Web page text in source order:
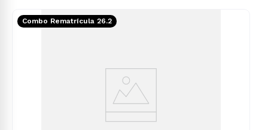
voluptatem sequi nesciunt.
Combo Rematrícula 26.2